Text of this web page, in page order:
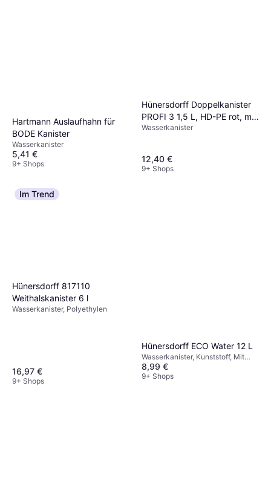
Hartmann Auslaufhahn für
BODE Kanister
Wasserkanister
5,41 €
9+ Shops
Hünersdorff Doppelkanister
PROFI 3 1,5 L, HD-PE rot, mit
UN-Zulassung, Zubehör
Wasserkanister
12,40 €
9+ Shops
Im Trend
Hünersdorff 817110
Weithalskanister 6 l
Wasserkanister, Polyethylen
16,97 €
9+ Shops
Hünersdorff ECO Water 12 L
Wasserkanister, Kunststoff, Mit
Zapfhahn
8,99 €
9+ Shops